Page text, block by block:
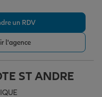
un RDV
l'agence
ST ANDRE